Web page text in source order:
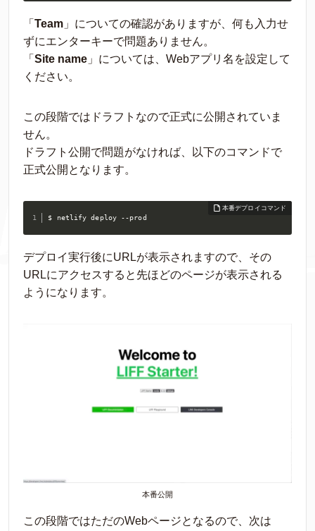
「 Team 」についての確認がありますが、何も入力せ
ずにエンターキーで問題ありません。
「 Site name 」については、Webアプリ名を設定して
ください。
この段階ではドラフトなので正式に公開されていま
せん。
ドラフト公開で問題がなければ、以下のコマンドで
正式公開となります。
$ netlify deploy --prod
デプロイ実行後にURLが表示されますので、その
URLにアクセスすると先ほどのページが表示される
ようになります。
本番公開
この段階ではただのWebページとなるので、次は